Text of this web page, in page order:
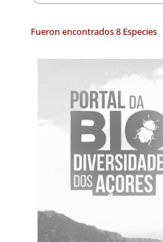
Fueron encontrados 8 Especies